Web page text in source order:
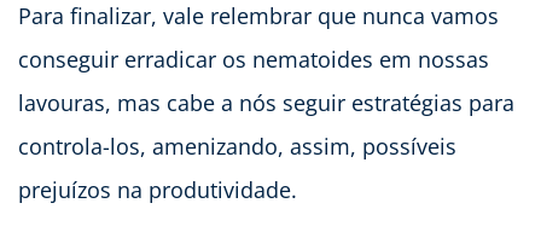
Para finalizar, vale relembrar que nunca vamos
conseguir erradicar os nematoides em nossas
lavouras, mas cabe a nós seguir estratégias para
controla-los, amenizando, assim, possíveis
prejuízos na produtividade.